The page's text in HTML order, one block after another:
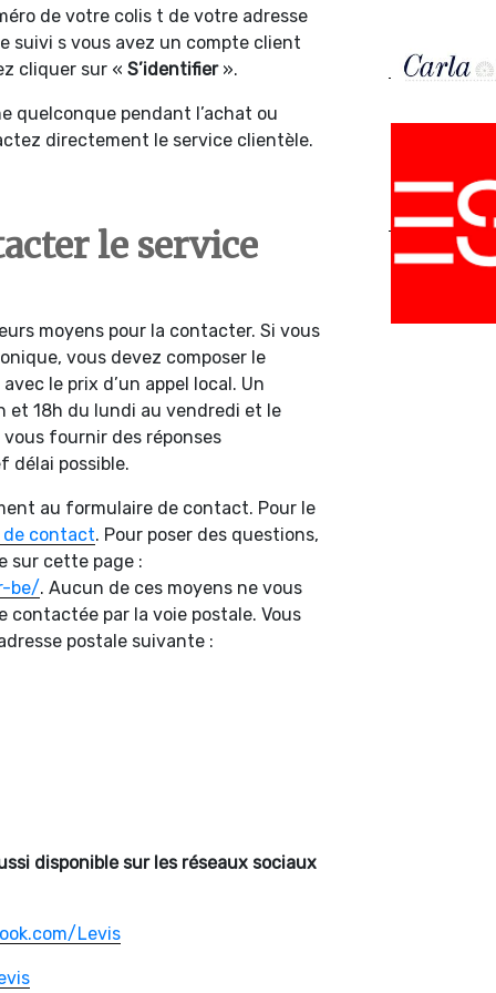
de votre colis t de votre adresse
suivi s vous avez un compte client
cliquer sur « S’identifier».
quelconque pendant l’achat ou
directement le service clientèle.
le service
moyens pour la contacter. Si vous
vous devez composer le
le prix d’un appel local. Un
et 18h du lundi au vendredi et le
vous fournir des réponses
délai possible.
au formulaire de contact. Pour le
de contact. Pour poser des questions,
sur cette page :
be/. Aucun de ces moyens ne vous
par la voie postale. Vous
postale suivante :
disponible sur les réseaux sociaux
Levis